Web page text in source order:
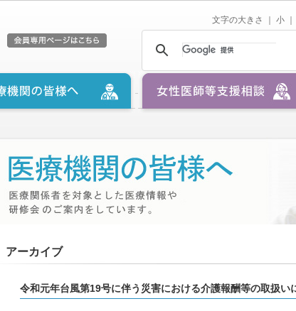
文字の大きさ ｜ 小
アーカイブ
令和元年台風第19号に伴う災害における介護報酬等の取扱い